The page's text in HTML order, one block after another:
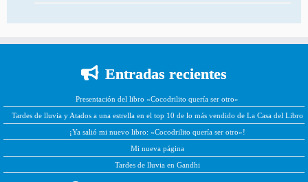
Entradas recientes
Presentación del libro «Cocodrilito quería ser otro»
Tardes de lluvia y Atados a una estrella en el top 10 de lo más vendido de La Casa del Libro
¡Ya salió mi nuevo libro: «Cocodrilito quería ser otro»!
Mi nueva página
Tardes de lluvia en Gandhi